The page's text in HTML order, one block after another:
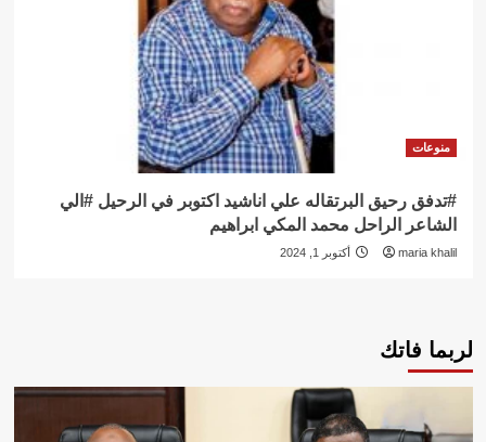
منوعات
#تدفق رحيق البرتقاله علي اناشيد اكتوبر في الرحيل #الي
الشاعر الراحل محمد المكي ابراهيم
maria khalil أكتوبر 1, 2024
لربما فاتك